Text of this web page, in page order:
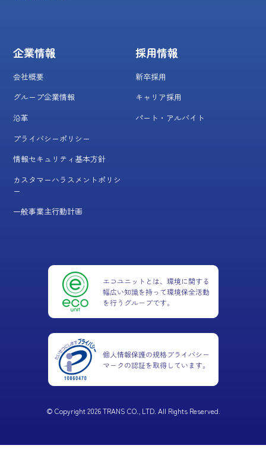
企業情報
会社概要
グループ企業情報
沿革
プライバシーポリシー
情報セキュリティ基本方針
カスタマーハラスメントポリシ
ー
一般事業主行動計画
採用情報
新卒採用
キャリア採用
パート・アルバイト
© Copyright 2026 TRANS CO., LTD. All Rights Reserved.